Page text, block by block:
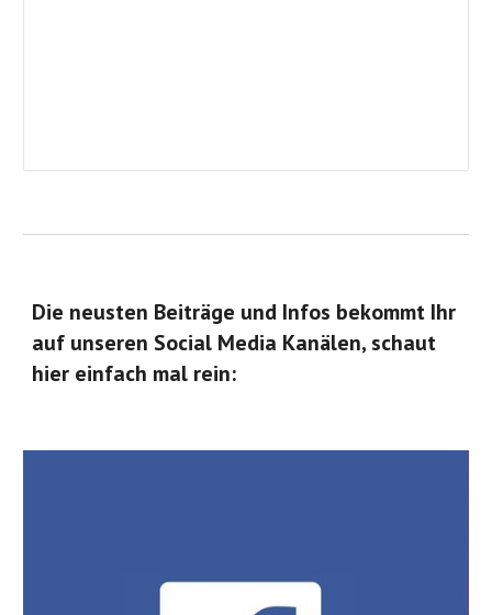
Die neusten Beiträge und Infos bekommt Ihr
auf unseren Social Media Kanälen, schaut
hier einfach mal rein: